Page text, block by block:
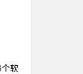
软